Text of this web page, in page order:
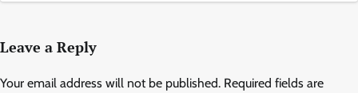
Leave a Reply
Your email address will not be published. Required fields are